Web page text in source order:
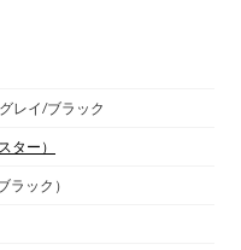
レイ/ブラック
ター）
ラック）